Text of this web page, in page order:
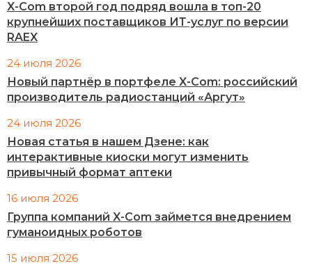
X-Com второй год подряд вошла в топ-20
крупнейших поставщиков ИТ-услуг по версии
RAEX
24 июля 2026
Новый партнёр в портфеле X-Com: российский
производитель радиостанций «Аргут»
24 июля 2026
Новая статья в нашем Дзене: как
интерактивные киоски могут изменить
привычный формат аптеки
16 июля 2026
Группа компаний X-Com займется внедрением
гуманоидных роботов
15 июля 2026